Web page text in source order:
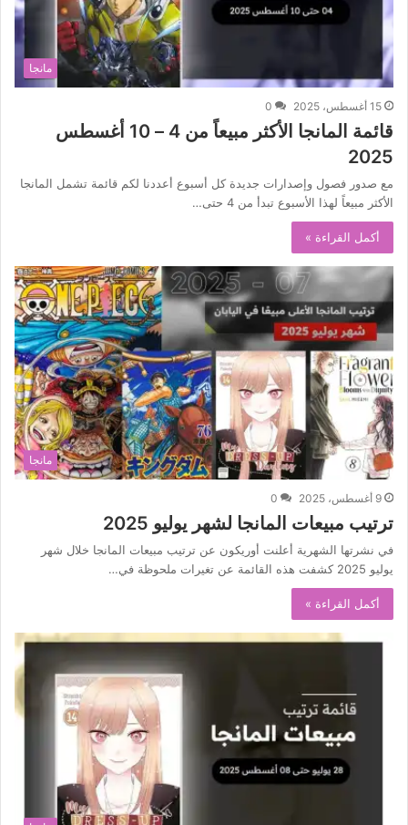
مانجا
15 أغسطس، 2025 0
قائمة المانجا الأكثر مبيعاً من 4 – 10 أغسطس
2025
مع صدور فصول وإصدارات جديدة كل أسبوع أعددنا لكم قائمة تشمل المانجا
الأكثر مبيعاً لهذا الأسبوع تبدأ من 4 حتى…
أكمل القراءة »
مانجا
9 أغسطس، 2025 0
ترتيب مبيعات المانجا لشهر يوليو 2025
في نشرتها الشهرية أعلنت أوريكون عن ترتيب مبيعات المانجا خلال شهر
يوليو 2025 كشفت هذه القائمة عن تغيرات ملحوظة في…
أكمل القراءة »